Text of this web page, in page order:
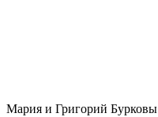
Мария и Григорий Бурковы